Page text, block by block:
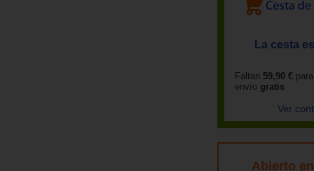
La cesta
Faltan 59,90 €
envío gratis
Ver
Abierto